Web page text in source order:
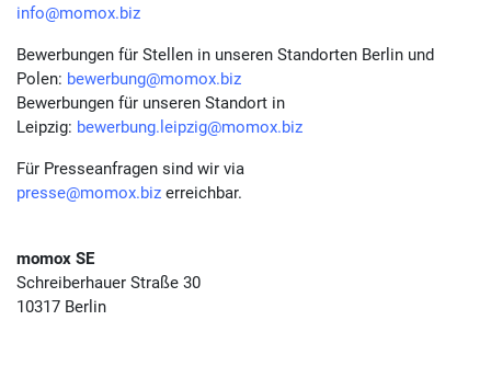
info@momox.biz
Bewerbungen für Stellen in unseren Standorten Berlin und
Polen: bewerbung@momox.biz
Bewerbungen für unseren Standort in
Leipzig: bewerbung.leipzig@momox.biz
Für Presseanfragen sind wir via
presse@momox.biz erreichbar.
momox SE
Schreiberhauer Straße 30
10317 Berlin